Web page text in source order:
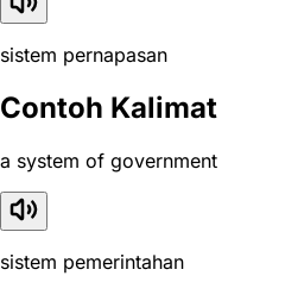
sistem pernapasan
Contoh Kalimat
a system of government
sistem pemerintahan